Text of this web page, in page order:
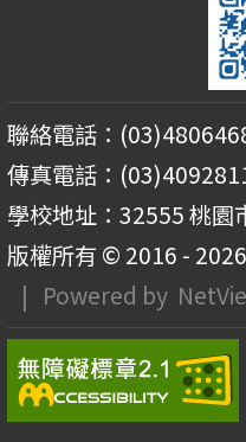
聯絡電話：
傳真電話：
學校地址：32555 桃園
版權所有 © 2016 - 2026
| Powered by